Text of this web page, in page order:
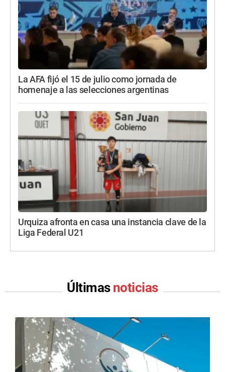
La AFA fijó el 15 de julio como jornada de
homenaje a las selecciones argentinas
Urquiza afronta en casa una instancia clave de la
Liga Federal U21
Últimas noticias